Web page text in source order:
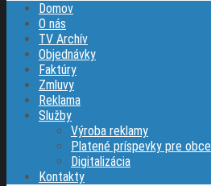
Domov
O nás
TV Archív
Objednávky
Faktúry
Zmluvy
Reklama
Služby
Výroba reklamy
Platené príspevky pre obce
Digitalizácia
Kontakty